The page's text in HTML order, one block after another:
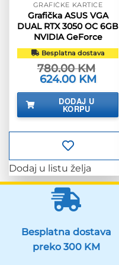
GRAFIČKE KARTICE
Grafička ASUS VGA
DUAL RTX 3050 OC 6GB
NVIDIA GeForce
Besplatna dostava
780.00KM
Izvorna
cijena
bila
780.00 KM.
624.00 KM
je:
DODAJ U
KORPU
Dodaj u listu želja
Besplatna dostava
preko 300 KM